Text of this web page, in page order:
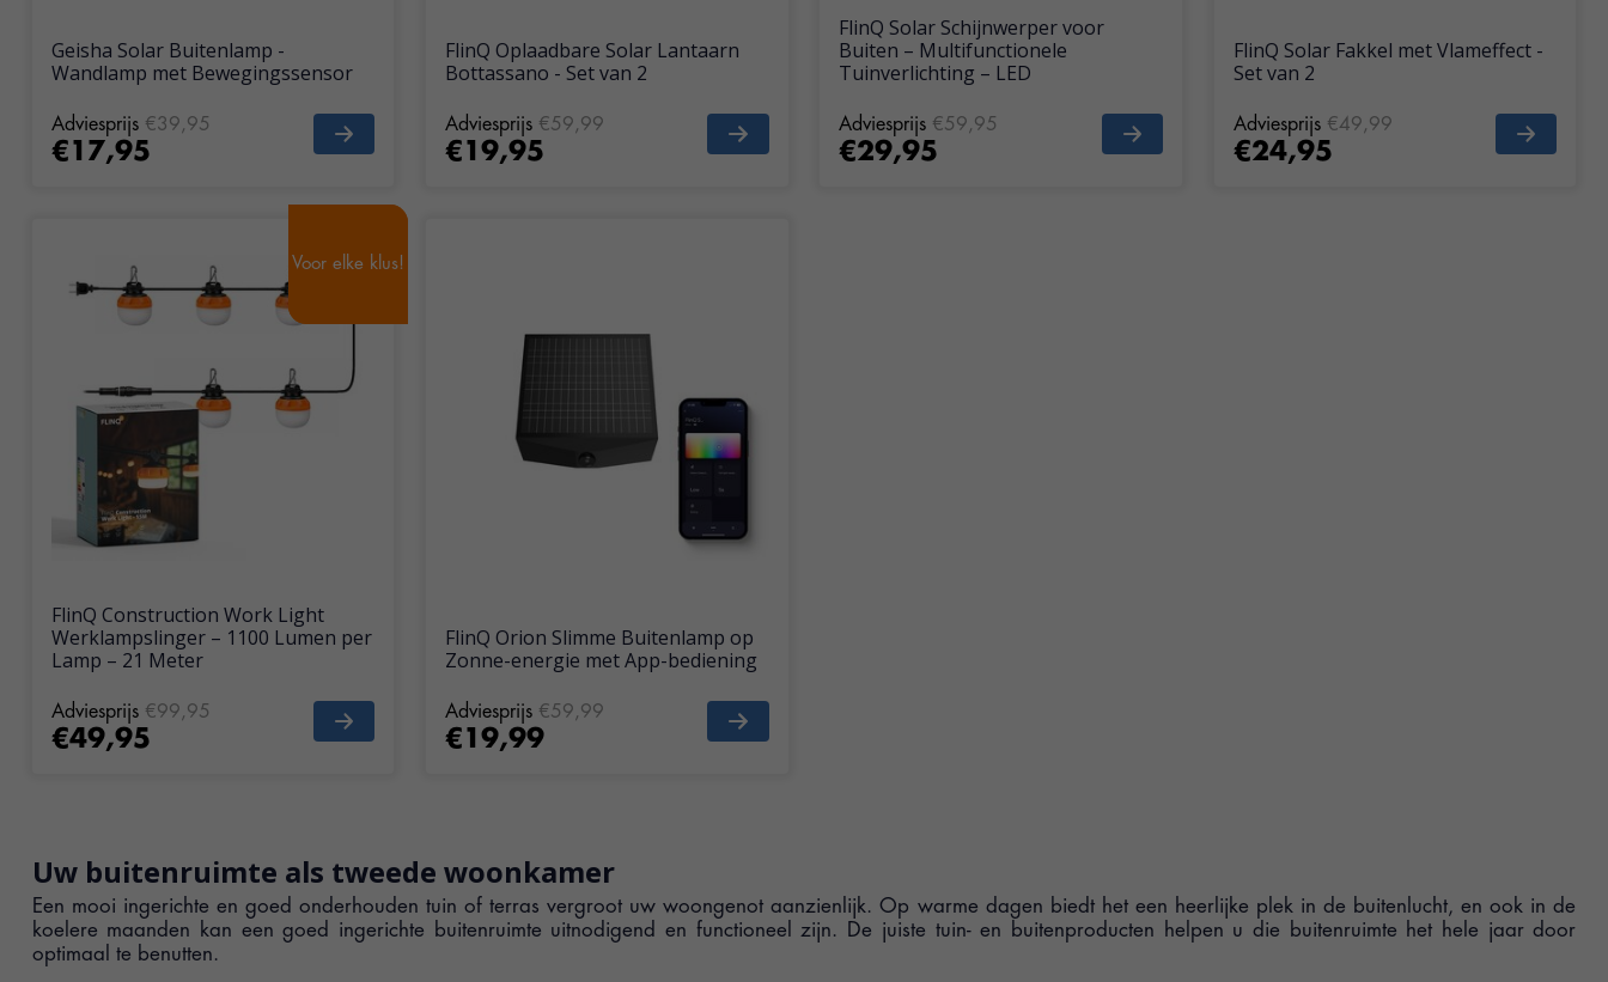
Geisha Solar Buitenlamp -
Wandlamp met Bewegingssensor
Adviesprijs €39,95
€17,95
FlinQ Oplaadbare Solar Lantaarn
Bottassano - Set van 2
Adviesprijs €59,99
€19,95
FlinQ Solar Schijnwerper voor
Buiten – Multifunctionele
Tuinverlichting – LED
Adviesprijs €59,95
€29,95
FlinQ Solar Fakkel met Vlameffect -
Set van 2
Adviesprijs €49,99
€24,95
FlinQ Construction Work Light
Werklampslinger – 1100 Lumen per
Lamp – 21 Meter
Adviesprijs €99,95
€49,95
Voor elke klus!
Voor elke klus!
FlinQ Orion Slimme Buitenlamp op
Zonne-energie met App-bediening
Adviesprijs €59,99
€19,99
Uw buitenruimte als tweede woonkamer
Een mooi ingerichte en goed onderhouden tuin of terras vergroot uw woongenot aanzienlijk. Op warme dagen biedt het een heerlijke plek in de buitenlucht, en ook in de
koelere maanden kan een goed ingerichte buitenruimte uitnodigend en functioneel zijn. De juiste tuin- en buitenproducten helpen u die buitenruimte het hele jaar door
optimaal te benutten.